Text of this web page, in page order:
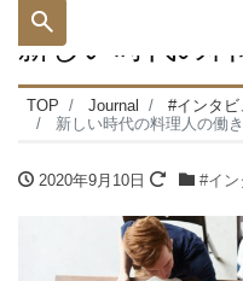
新しい時代の
TOP Journal
#インタビ
新しい時代の料理人の働
2020年9月10日 #イン